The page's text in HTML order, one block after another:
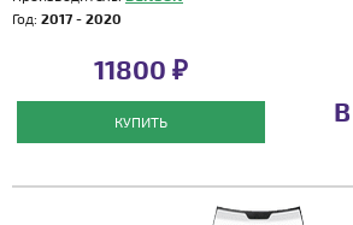
Год: 2017 - 2020
11800 ₽
КУПИТЬ